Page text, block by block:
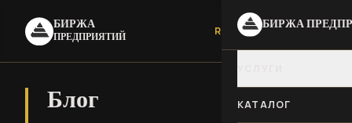
БИРЖА
ПРЕДПРИЯТИЙ RU UA БИРЖА
КАТАЛОГ
Блог